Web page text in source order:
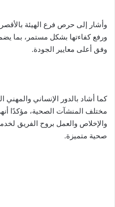
وأشار إلى حرص فرع الهيئة
ورفع كفاءتها بشكل مستمر، بما
وفق أعلى معايير الجودة.
كما أشاد بالدور الإنساني
مختلف المنشآت الصحية، مؤكدًا
والإخلاص والعمل بروح الفريق
صحية متميزة.